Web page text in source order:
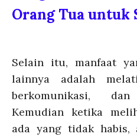
Orang Tua untuk
Selain itu, manfaat
lainnya adalah
berkomunikasi,
Kemudian ketika
ada yang tidak habis,